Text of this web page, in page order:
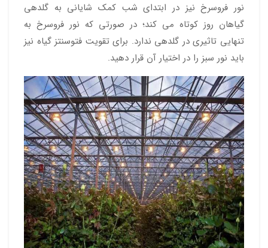
نور فروسرخ نیز در ابتدای شب کمک شایانی به گلدهی
گیاهان روز کوتاه می کند؛ در صورتی که نور فروسرخ به
تنهایی تاثیری در گلدهی ندارد. برای تقویت فتوسنتز گیاه نیز
باید نور سبز را در اختیار آن قرار دهید.